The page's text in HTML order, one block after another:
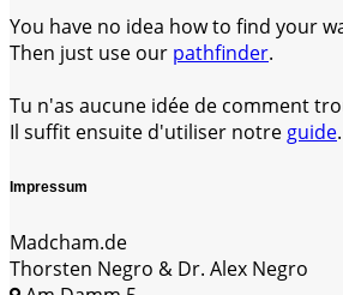
You have no idea how to find your
Then just use our pathfinder.
Tu n'as aucune idée de comment
Il suffit ensuite d'utiliser notre guide.
Impressum
Madcham.de
Thorsten Negro & Dr. Alex Negro